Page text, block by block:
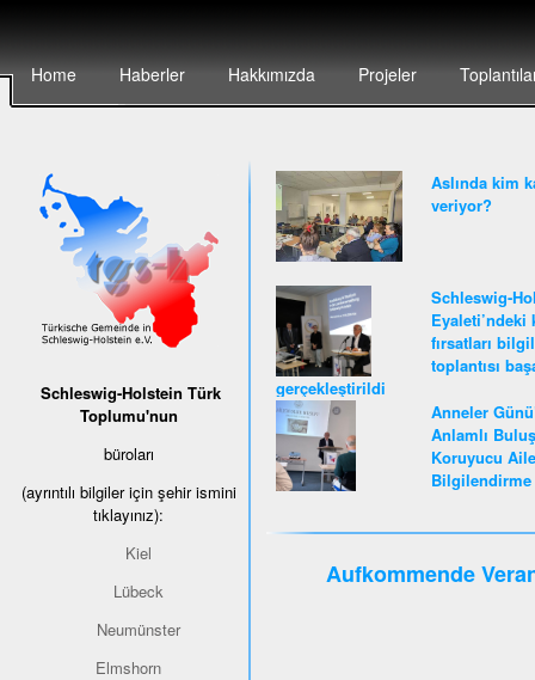
Home Haberler Hakkımızda Projeler
Schleswig-Holstein Türk
Toplumu'nun
büroları
(ayrıntılı bilgiler için şehir ismini
tıklayınız):
Kiel
Lübeck
Neumünster
Elmshorn
Aslında kim
veriyor?
Schleswig-
Eyaleti’ndeki
fırsatları
toplantısı
gerçekleştirildi
Anneler
Anlamlı
Koruyucu Aile
Bilgilendirme
Aufkommende